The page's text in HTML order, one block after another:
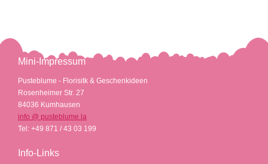
Mini-Impressum
Pusteblume - Florisitk & Geschenkideen
Rosenheimer Str. 27
84036 Kumhausen
info @ pusteblume.la
Tel: +49 871 / 43 03 199
Info-Links